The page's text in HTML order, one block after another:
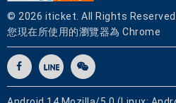
© 2026 iticket. All Rights Reserved.
您現在所使用的瀏覽器為 Chrome